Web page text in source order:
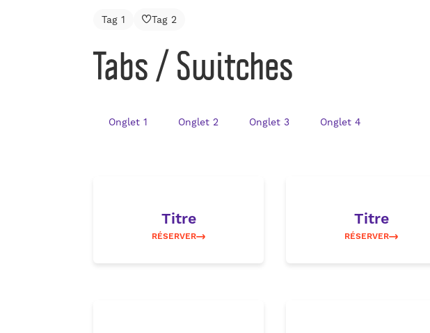
Tag 1 Tag 2
Tabs / Switches
Onglet 1 Onglet 2 Onglet 3 Onglet 4
Titre
RÉSERVER
Titre
RÉSERVER